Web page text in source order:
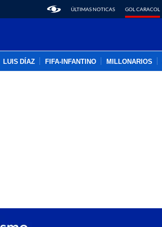
ÚLTIMAS NOTICAS GOL CARACOL
LUIS DÍAZ FIFA-INFANTINO MILLONARIOS